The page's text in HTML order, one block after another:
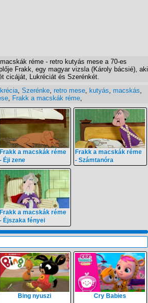
réme - retro kutyás mese a 70-es
Frakk, egy magyar vizsla (Károly bácsié), aki
cicáját, Lukréciát és Szerénkét.
, Szerénke, retro mese, kutyás, macskás,
, Frakk a macskák réme,
Frakk a macskák réme
- Éji zene
Frakk a macskák réme
- Számtanóra
Frakk a macskák réme
- Éjszaka fényei
Bing nyuszi Cry Babies